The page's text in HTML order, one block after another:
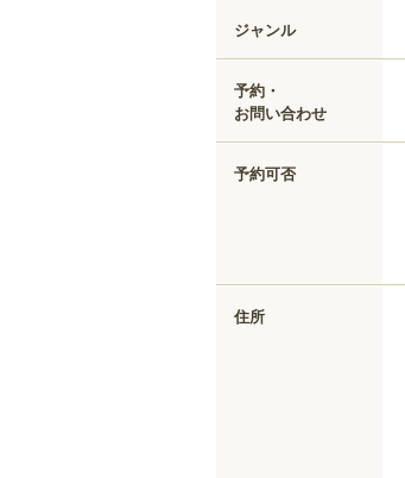
ジャンル
予約・
お問い合わせ
予約可否
住所